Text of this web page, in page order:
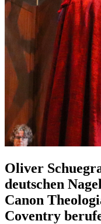
Oliver
deutschen
Canon
Coventry